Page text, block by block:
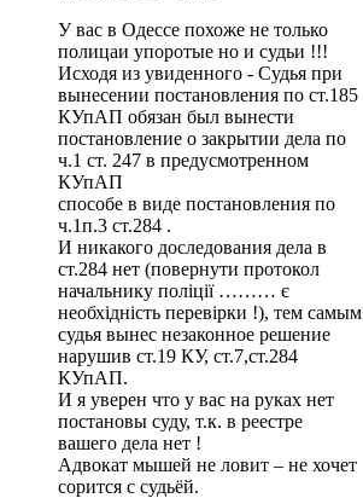
У вас в Одессе похоже не только
полицаи упоротые но и судьи !!!
Исходя из увиденного - Судья при
вынесении постановления по ст.185
КУпАП обязан был вынести
постановление о закрытии дела по
ч.1 ст. 247 в предусмотренном
КУпАП
способе в виде постановления по
ч.1п.3 ст.284 .
И никакого доследования дела в
ст.284 нет (повернути протокол
начальнику поліції ……… є
необхідність перевірки !), тем самым
судья вынес незаконное решение
нарушив ст.19 КУ, ст.7,ст.284
КУпАП.
И я уверен что у вас на руках нет
постановы суду, т.к. в реестре
вашего дела нет !
Адвокат мышей не ловит – не хочет
сорится с судьёй.